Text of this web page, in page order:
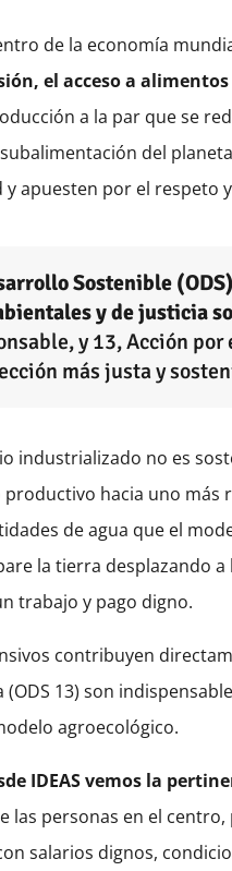
de la economía
el acceso a
a la par que se
del
apuesten por el
Sostenible
y de justicia
y 13, Acción
más justa y
industrializado no es
hacia uno más
de agua que el
la tierra desplazando
trabajo y pago digno.
contribuyen
13) son
agroecológico.
IDEAS vemos la
las personas en el
salarios dignos,